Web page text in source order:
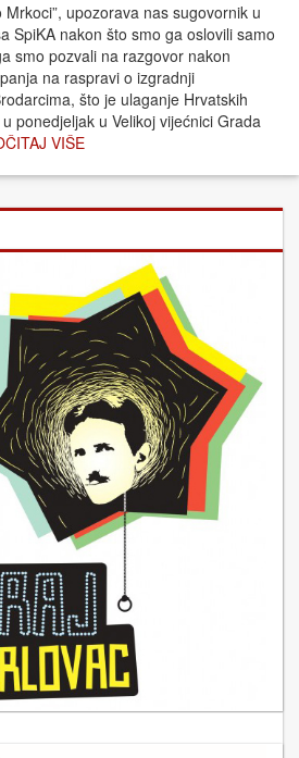
upozorava nas sugovornik u
SpiKA nakon što smo ga oslovili samo
smo pozvali na razgovor nakon
na raspravi o izgradnji
što je ulaganje Hrvatskih
ponedjeljak u Velikoj vijećnici Grada
VIŠE